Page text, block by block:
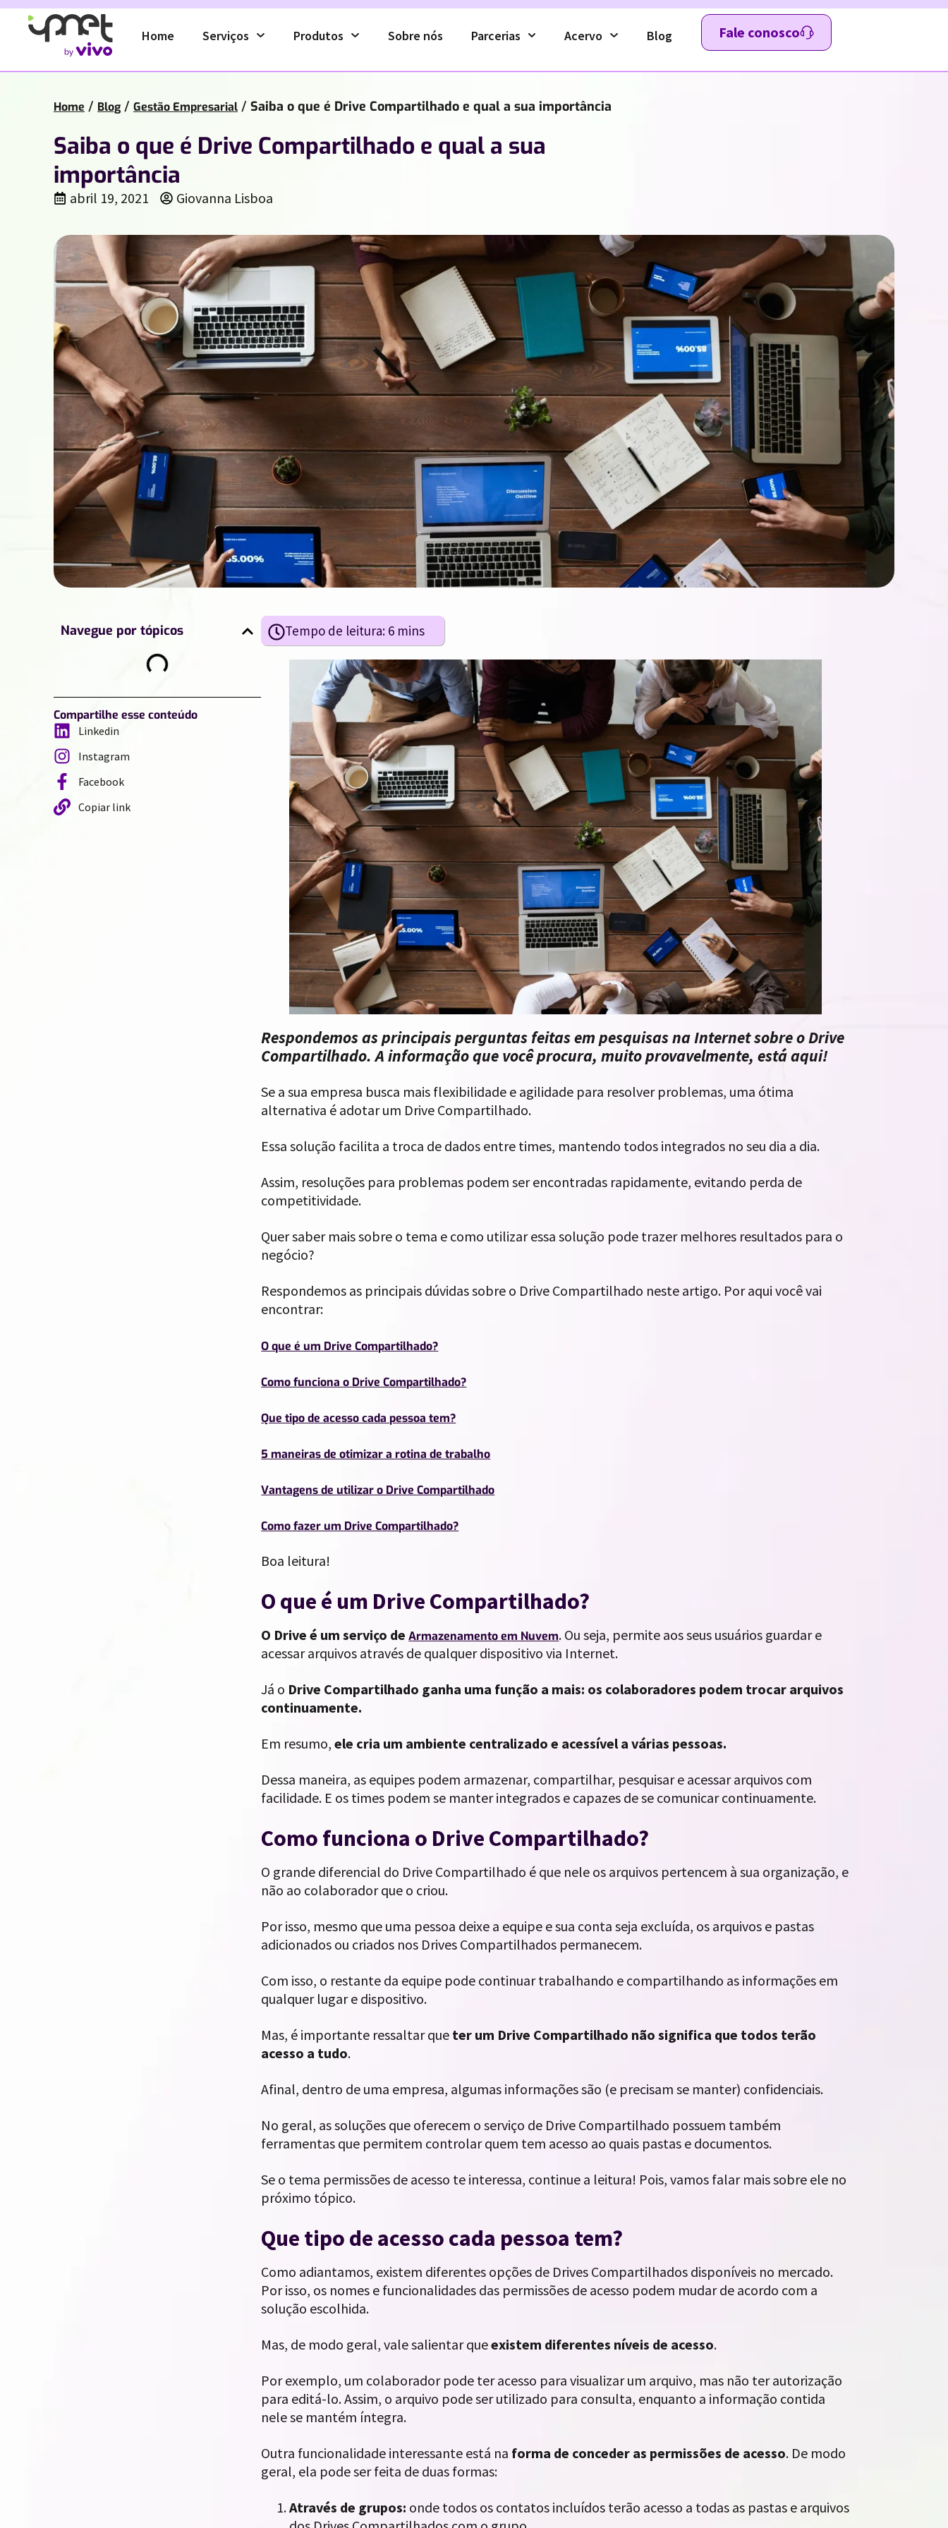
Home Serviços Produtos Sobre nós Parcerias Acervo Blog Fale conosco
Home / Blog / Gestão Empresarial / Saiba o que é Drive Compartilhado e qual a sua importância
Saiba o que é Drive Compartilhado e qual a sua
importância
abril 19, 2021 Giovanna Lisboa
Navegue por tópicos
Compartilhe esse conteúdo
Linkedin
Instagram
Facebook
Copiar link
Respondemos as principais perguntas feitas em pesquisas na Internet sobre o Drive
Compartilhado. A informação que você procura, muito provavelmente, está aqui!
Se a sua empresa busca mais flexibilidade e agilidade para resolver problemas, uma ótima
alternativa é adotar um Drive Compartilhado.
Essa solução facilita a troca de dados entre times, mantendo todos integrados no seu dia a dia.
Assim, resoluções para problemas podem ser encontradas rapidamente, evitando perda de
competitividade.
Quer saber mais sobre o tema e como utilizar essa solução pode trazer melhores resultados para o
negócio?
Respondemos as principais dúvidas sobre o Drive Compartilhado neste artigo. Por aqui você vai
encontrar:
O que é um Drive Compartilhado?
Como funciona o Drive Compartilhado?
Que tipo de acesso cada pessoa tem?
5 maneiras de otimizar a rotina de trabalho
Vantagens de utilizar o Drive Compartilhado
Como fazer um Drive Compartilhado?
Boa leitura!
O que é um Drive Compartilhado?
O Drive é um serviço deArmazenamento em Nuvem. Ou seja, permite aos seus usuários guardar e
acessar arquivos através de qualquer dispositivo via Internet.
Já o Drive Compartilhado ganha uma função a mais: os colaboradores podem trocar arquivos
continuamente.
Em resumo,ele cria um ambiente centralizado e acessível a várias pessoas.
Dessa maneira, as equipes podem armazenar, compartilhar, pesquisar e acessar arquivos com
facilidade. E os times podem se manter integrados e capazes de se comunicar continuamente.
Como funciona o Drive Compartilhado?
O grande diferencial do Drive Compartilhado é que nele os arquivos pertencem à sua organização, e
não ao colaborador que o criou.
Por isso, mesmo que uma pessoa deixe a equipe e sua conta seja excluída, os arquivos e pastas
adicionados ou criados nos Drives Compartilhados permanecem.
Com isso, o restante da equipe pode continuar trabalhando e compartilhando as informações em
qualquer lugar e dispositivo.
Mas, é importante ressaltar que ter um Drive Compartilhado não significa que todos terão
acesso a tudo.
Afinal, dentro de uma empresa, algumas informações são (e precisam se manter) confidenciais.
No geral, as soluções que oferecem o serviço de Drive Compartilhado possuem também
ferramentas que permitem controlar quem tem acesso ao quais pastas e documentos.
Se o tema permissões de acesso te interessa, continue a leitura! Pois, vamos falar mais sobre ele no
próximo tópico.
Que tipo de acesso cada pessoa tem?
Como adiantamos, existem diferentes opções de Drives Compartilhados disponíveis no mercado.
Por isso, os nomes e funcionalidades das permissões de acesso podem mudar de acordo com a
solução escolhida.
Mas, de modo geral, vale salientar queexistem diferentes níveis de acesso.
Por exemplo, um colaborador pode ter acesso para visualizar um arquivo, mas não ter autorização
para editá-lo. Assim, o arquivo pode ser utilizado para consulta, enquanto a informação contida
nele se mantém íntegra.
Outra funcionalidade interessante está na forma de conceder as permissões de acesso. De modo
geral, ela pode ser feita de duas formas:
Através de grupos: onde todos os contatos incluídos terão acesso a todas as pastas e arquivos